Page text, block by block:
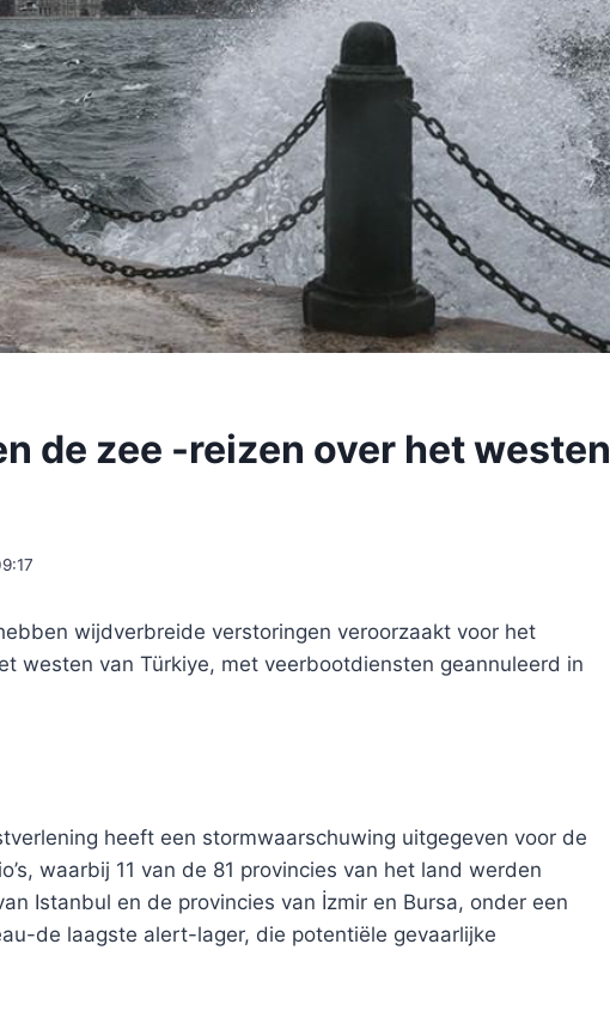
de zee -reizen over het westen
wijdverbreide verstoringen veroorzaakt voor het
westen van Türkiye, met veerbootdiensten geannuleerd in
heeft een stormwaarschuwing uitgegeven voor de
waarbij 11 van de 81 provincies van het land werden
Istanbul en de provincies van İzmir en Bursa, onder een
de laagste alert-lager, die potentiële gevaarlijke